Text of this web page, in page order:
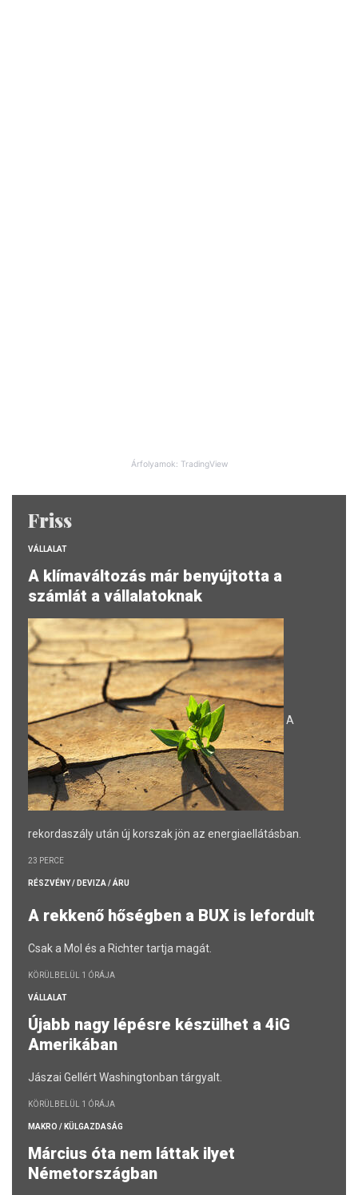
Árfolyamok: TradingView
Friss
VÁLLALAT
A klímaváltozás már benyújtotta a
számlát a vállalatoknak
A
rekordaszály után új korszak jön az energiaellátásban.
23 PERCE
RÉSZVÉNY / DEVIZA / ÁRU
A rekkenő hőségben a BUX is lefordult
Csak a Mol és a Richter tartja magát.
KÖRÜLBELÜL 1 ÓRÁJA
VÁLLALAT
Újabb nagy lépésre készülhet a 4iG
Amerikában
Jászai Gellért Washingtonban tárgyalt.
KÖRÜLBELÜL 1 ÓRÁJA
MAKRO / KÜLGAZDASÁG
Március óta nem láttak ilyet
Németországban